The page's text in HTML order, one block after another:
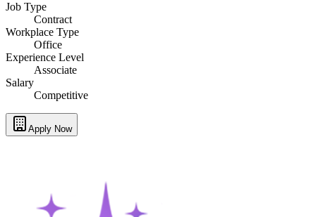
Job Type
Contract
Workplace Type
Office
Experience Level
Associate
Salary
Competitive
Apply Now